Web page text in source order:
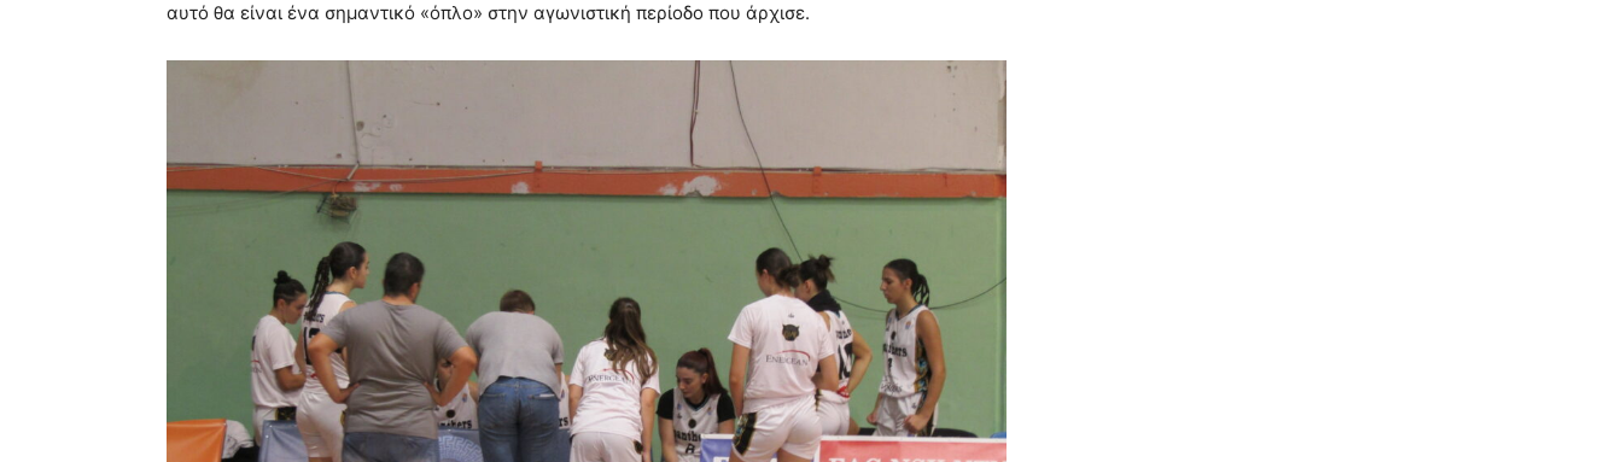
αυτό θα είναι ένα σημαντικό «όπλο» στην αγωνιστική περίοδο που άρχισε.